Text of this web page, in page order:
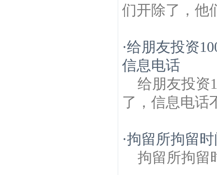
们开除了，他
·给朋友投资
信息电话
给朋友投资
了，信息电话
·拘留所拘留
拘留所拘留